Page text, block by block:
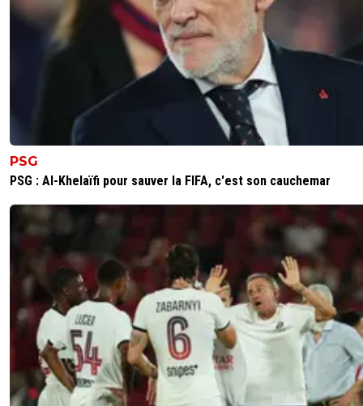
PSG
PSG : Al-Khelaïfi pour sauver la FIFA, c'est son cauchemar